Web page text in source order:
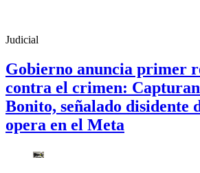
Judicial
Gobierno anuncia primer
contra el crimen:
Bonito, señalado disidente
opera en el Meta